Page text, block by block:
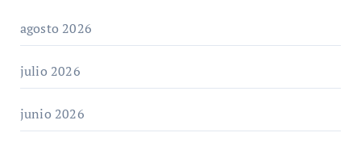
agosto 2026
julio 2026
junio 2026